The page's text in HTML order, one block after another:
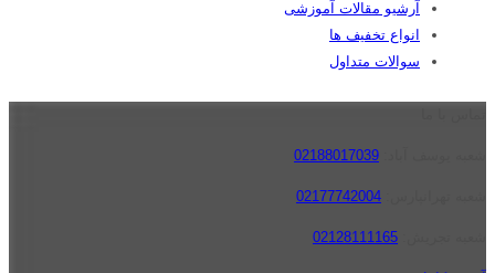
آرشیو مقالات آموزشی
انواع تخفیف ها
سوالات متداول
02188017039
02177742004
02128111165